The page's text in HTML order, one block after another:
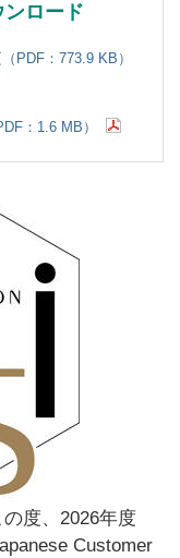
ロード
（PDF：773.9 KB）
：1.6 MB）
度、2026年度
Customer